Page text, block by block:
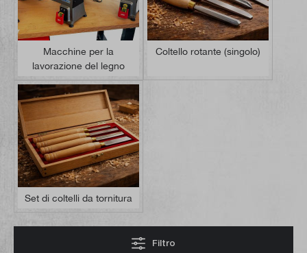
Macchine per la
lavorazione del legno
Coltello rotante (singolo)
Set di coltelli da tornitura
Filtro